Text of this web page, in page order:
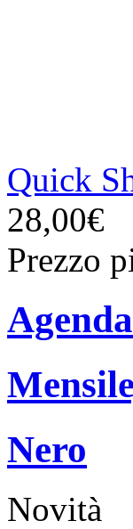
Quick
28,00€
Prezzo
Nero
Novità